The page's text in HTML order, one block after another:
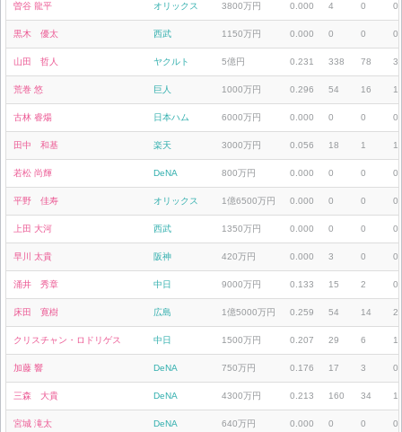
曽谷 龍平 オリックス 3800万円 0.000 4 0 0
黒木 優太 西武 1150万円 0.000 0 0 0
山田 哲人 ヤクルト 5億円 0.231 338 78
荒巻 悠 巨人 1000万円 0.296 54 16 1
古林 睿煬 日本ハム 6000万円 0.000 0 0 0
田中 和基 楽天 3000万円 0.056 18 1 1
若松 尚輝 DeNA 800万円 0.000 0 0 0
平野 佳寿 オリックス 1億6500万円 0.000 0 0 0
上田 大河 西武 1350万円 0.000 0 0 0
早川 太貴 阪神 420万円 0.000 3 0 0
涌井 秀章 中日 9000万円 0.133 15 2 0
床田 寛樹 広島 1億5000万円 0.259 54 14 2
クリスチャン・ロドリゲス 中日 1500万円 0.207 29 6 1
加藤 響 DeNA 750万円 0.176 17 3 0
三森 大貴 DeNA 4300万円 0.213 160 34
宮城 滝太 DeNA 640万円 0.000 0 0 0